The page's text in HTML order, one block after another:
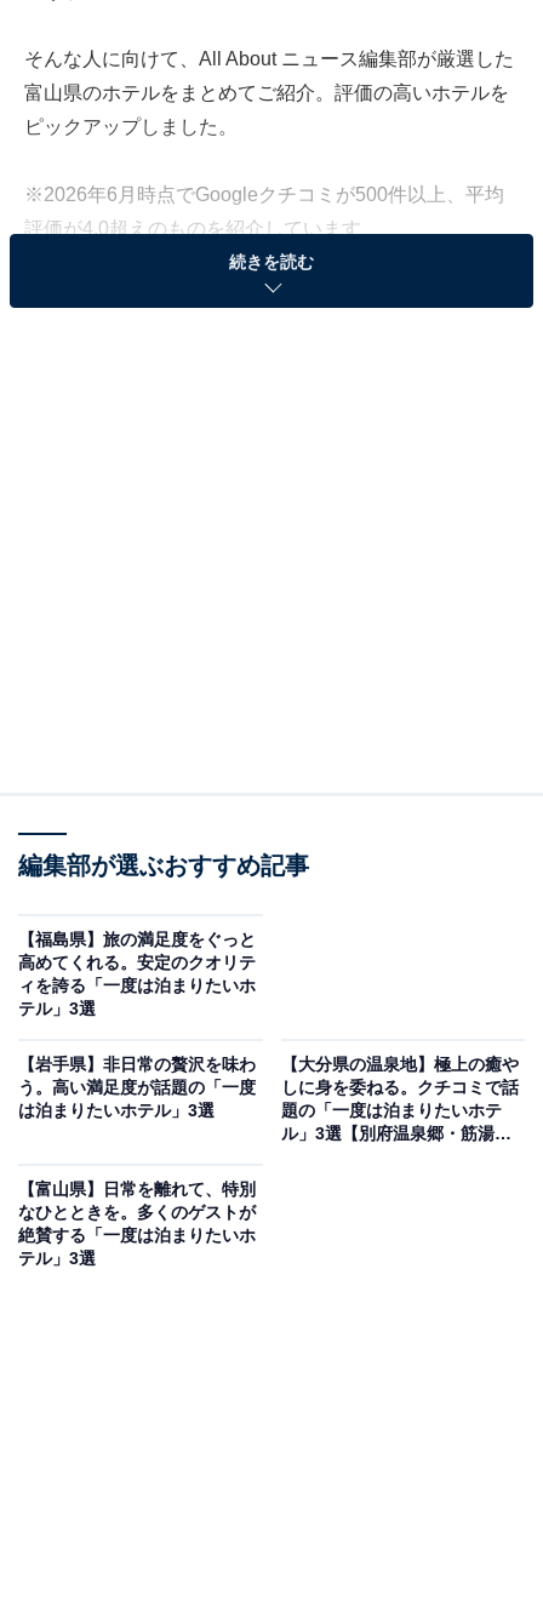
そんな人に向けて、All About ニュース編集部が厳選した
富山県のホテルをまとめてご紹介。評価の高いホテルを
ピックアップしました。
※2026年6月時点でGoogleクチコミが500件以上、平均
評価が4.0超えのものを紹介しています
この記事の執筆者： All About ニュース お買
氷見温泉郷 くつろぎの宿 うみあかり（画像：「氷見温泉郷 くつろぎの宿 う
みあかり」公式Webサイトより）
「氷見温泉郷 くつろぎの宿 うみあかり」は、富山湾を一
温泉は、露天風呂「漁火の湯」や「日の出の湯」で海越
しの立山連峰を眺めながら堪能できます。食事は「ダイ
続きを読む
編集部が選ぶおすすめ記事
【福島県】旅の満足度をぐっと
高めてくれる。安定のクオリテ
ィを誇る「一度は泊まりたいホ
テル」3選
【岩手県】非日常の贅沢を味わ
う。高い満足度が話題の「一度
は泊まりたいホテル」3選
【大分県の温泉地】極上の癒や
しに身を委ねる。クチコミで話
題の「一度は泊まりたいホテ
ル」3選【別府温泉郷・筋湯温
【富山県】日常を離れて、特別
なひとときを。多くのゲストが
絶賛する「一度は泊まりたいホ
テル」3選